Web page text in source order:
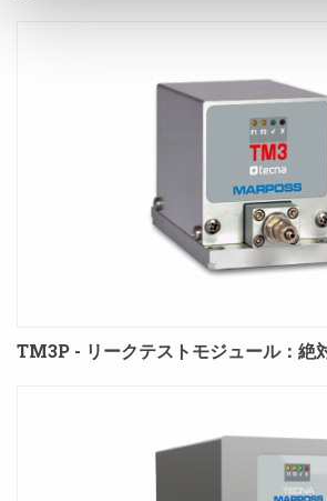
TM3P - リークテストモジュール：絶